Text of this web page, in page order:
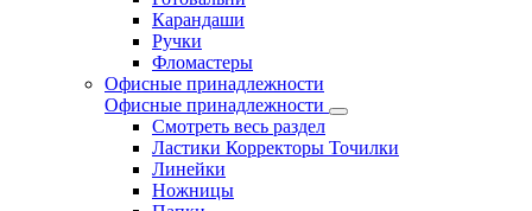
Карандаши
Ручки
Фломастеры
Офисные принадлежности
Офисные принадлежности
Смотреть весь раздел
Ластики Корректоры Точилки
Линейки
Ножницы